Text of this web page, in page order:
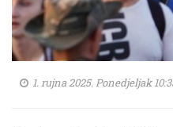
1. rujna 2025. Ponedjeljak